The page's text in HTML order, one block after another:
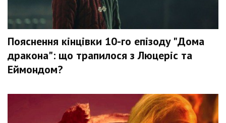
Пояснення кінцівки 10-го епізоду "Дома
дракона": що трапилося з Люцеріс та
Еймондом?